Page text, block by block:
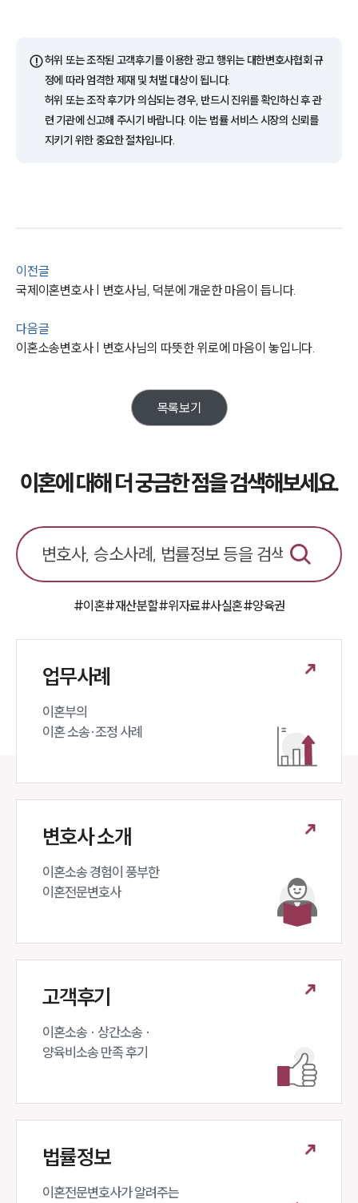
업무사례
이혼 주요 업무사례
사례분석/최신동향
이혼 법률정보
법률지식인
이혼소송·상담후기
상간자위자료계산기
구성원 소개
소식/자료
공지사항
법률 블로그
뉴스레터/브로슈어
⚠️허위 또는 조작된 고객후기를 이용한 광고 행위는 대한변호사협회 규
정에 따라 엄격한 제재 및 처벌 대상이 됩니다.
허위 또는 조작 후기가 의심되는 경우, 반드시 진위를 확인하신 후 관
련 기관에 신고해 주시기 바랍니다. 이는 법률 서비스 시장의 신뢰를
지키기 위한 중요한 절차입니다.
이전글
국제이혼변호사 | 변호사님, 덕분에 개운한 마음이 듭니다.
다음글
이혼소송변호사 | 변호사님의 따뜻한 위로에 마음이 놓입니다.
목록보기
이혼에 대해 더 궁금한 점을 검색해보세요.
#이혼#재산분할#위자료#사실혼#양육권
업무사례
이혼부의
이혼 소송·조정 사례
변호사 소개
이혼소송 경험이 풍부한
이혼전문변호사
고객후기
이혼소송 · 상간소송 ·
양육비소송 만족 후기
법률정보
이혼전문변호사가 알려주는